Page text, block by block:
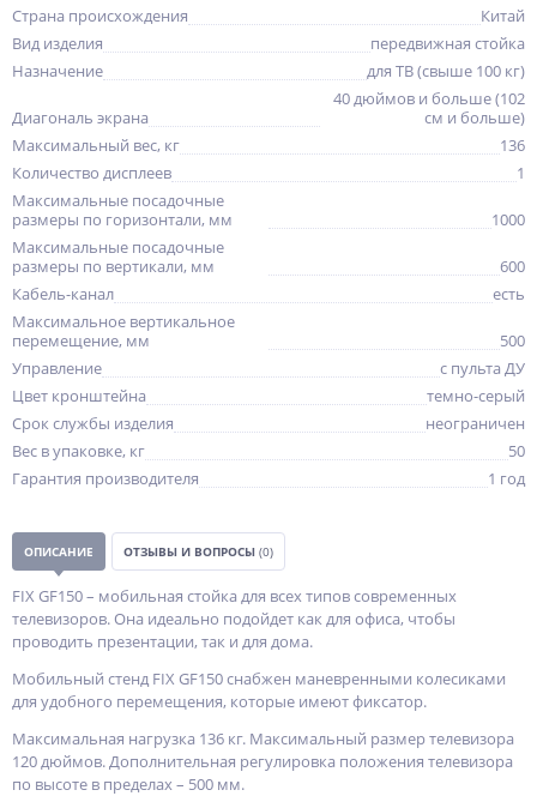
Страна происхождения
Китай
Вид изделия
передвижная стойка
Назначение
для ТВ (свыше 100 кг)
Диагональ экрана
40 дюймов и больше (102
см и больше)
Максимальный вес, кг
136
Количество дисплеев
1
Максимальные посадочные
размеры по горизонтали, мм
1000
Максимальные посадочные
размеры по вертикали, мм
600
Кабель-канал
есть
Максимальное вертикальное
перемещение, мм
500
Управление
с пульта ДУ
Цвет кронштейна
темно-серый
Срок службы изделия
неограничен
Вес в упаковке, кг
50
Гарантия производителя
1 год
ОПИСАНИЕ ОТЗЫВЫ И ВОПРОСЫ (0)
FIX GF150 – мобильная стойка для всех типов современных
телевизоров. Она идеально подойдет как для офиса, чтобы
проводить презентации, так и для дома.
Мобильный стенд FIX GF150 снабжен маневренными колесиками
для удобного перемещения, которые имеют фиксатор.
Максимальная нагрузка 136 кг. Максимальный размер телевизора
120 дюймов. Дополнительная регулировка положения телевизора
по высоте в пределах – 500 мм.